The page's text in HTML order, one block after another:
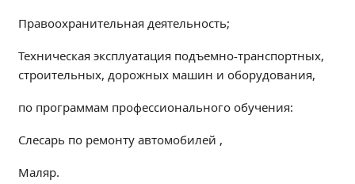
СВЕДЕНИЯ ОБ ОБРАЗОВАТЕЛЬНОЙ ОРГАНИЗАЦИИ
Структура и органы управления образовательной
организацией
Документы
Образовательные стандарты и требования
Руководство
Правоохранительная деятельность;
Техническая эксплуатация подъемно-транспортных,
строительных, дорожных машин и оборудования,
️по программам профессионального обучения:
Слесарь по ремонту автомобилей ,
Маляр.